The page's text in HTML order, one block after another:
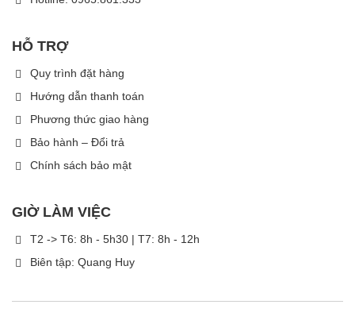
HỖ TRỢ
Quy trình đặt hàng
Hướng dẫn thanh toán
Phương thức giao hàng
Bảo hành – Đổi trả
Chính sách bảo mật
GIỜ LÀM VIỆC
T2 -> T6: 8h - 5h30 | T7: 8h - 12h
Biên tập: Quang Huy